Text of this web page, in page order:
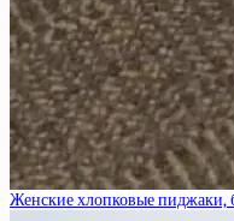
Женские хлопковые пиджаки,